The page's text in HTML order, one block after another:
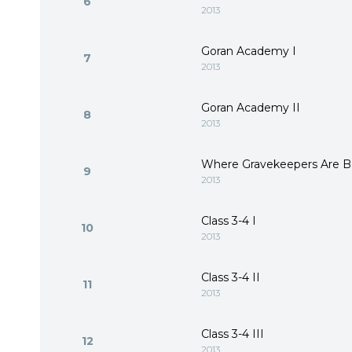
2013
7 Goran Academy I
2013
8 Goran Academy II
2013
9 Where Gravekeepers Are
2013
10 Class 3-­­­­4 I
2013
11 Class 3-­­­­4 II
2013
12 Class 3-­­­­4 III
2013